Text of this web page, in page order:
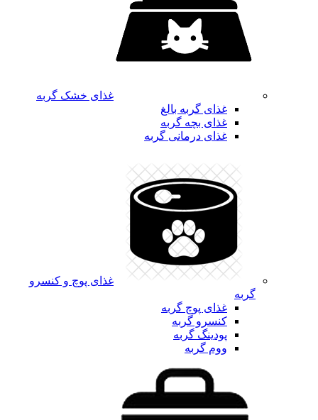
غذای خشک گربه
غذای گربه بالغ
غذای بچه گربه
غذای درمانی گربه
غذای پوچ و کنسرو
گربه
غذای پوچ گربه
کنسرو گربه
پودینگ گربه
ووم گربه